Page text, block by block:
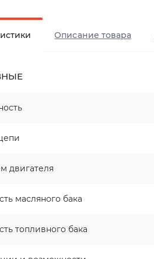
Описание товара
двигателя
масляного бака
топливного бака